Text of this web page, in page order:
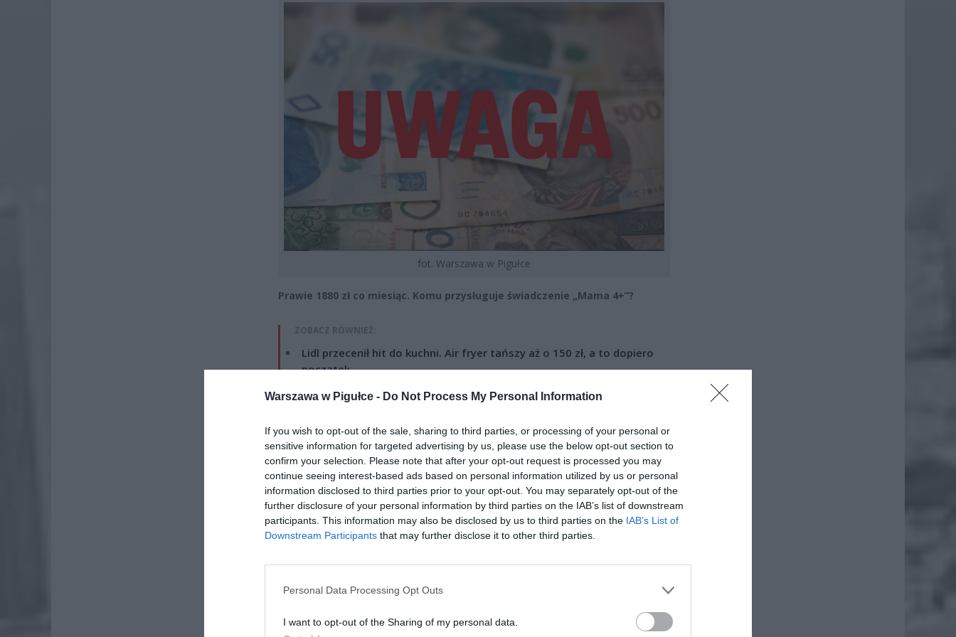
Warszawa w Pigułce - Do Not Process My Personal Information
If you wish to opt-out of the sale, sharing to third parties, or processing of your personal or
sensitive information for targeted advertising by us, please use the below opt-out section to
confirm your selection. Please note that after your opt-out request is processed you may
continue seeing interest-based ads based on personal information utilized by us or personal
information disclosed to third parties prior to your opt-out. You may separately opt-out of the
further disclosure of your personal information by third parties on the IAB’s list of downstream
participants. This information may also be disclosed by us to third parties on the IAB’s List of
Downstream Participants that may further disclose it to other third parties.
Personal Data Processing Opt Outs
I want to opt-out of the Sharing of my personal data.
fot. Warszawa w Pigułce
Prawie 1880 zł co miesiąc. Komu przysługuje świadczenie „Mama 4+”?
ZOBACZ RÓWNIEŻ:
Lidl przecenił hit do kuchni. Air fryer tańszy aż o 150 zł, a to dopiero
początek
Wnioski wciąż można składać
4 sierpnia 2026 12:56